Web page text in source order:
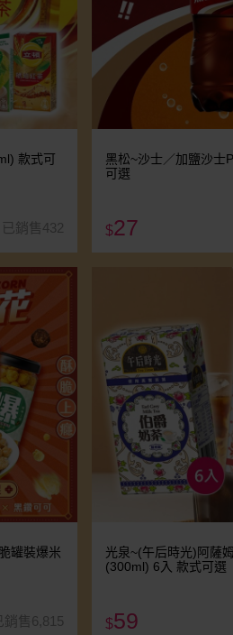
款式可
已銷售432
黑松~沙士／加鹽沙士
可選
$27
罐裝爆米
銷售6,815
光泉~(午后時光)阿薩
(300ml) 6入 款式可選
$59